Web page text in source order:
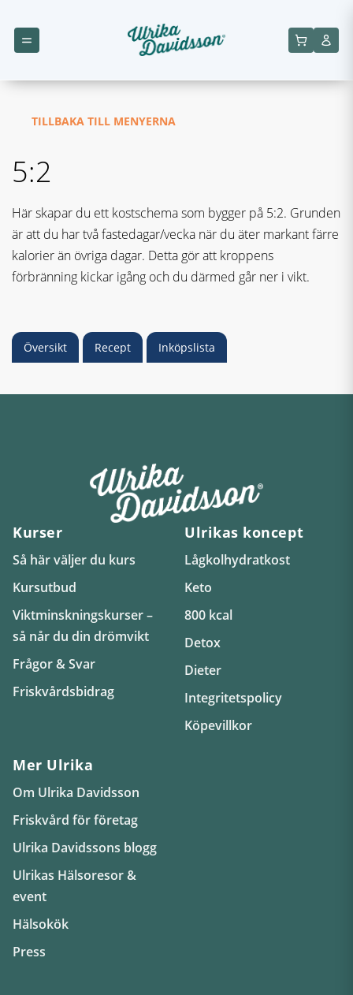
TILLBAKA TILL MENYERNA
5:2
Här skapar du ett kostschema som bygger på 5:2. Grunden
är att du har två fastedagar/vecka när du äter markant färre
kalorier än övriga dagar. Detta gör att kroppens
förbränning kickar igång och du därmed går ner i vikt.
Översikt Recept Inköpslista
Kurser
Så här väljer du kurs
Kursutbud
Viktminskningskurser –
så når du din drömvikt
Frågor & Svar
Friskvårdsbidrag
Ulrikas koncept
Lågkolhydratkost
Keto
800 kcal
Detox
Dieter
Integritetspolicy
Köpevillkor
Mer Ulrika
Om Ulrika Davidsson
Friskvård för företag
Ulrika Davidssons blogg
Ulrikas Hälsoresor &
event
Hälsokök
Press